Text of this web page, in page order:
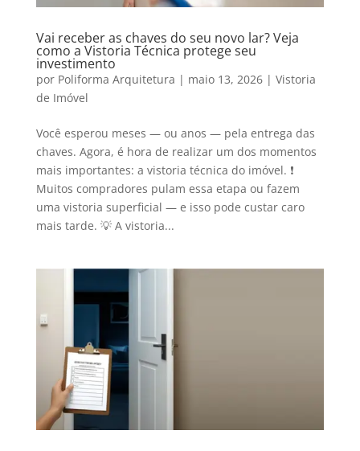
Vai receber as chaves do seu novo lar? Veja
como a Vistoria Técnica protege seu
investimento
por Poliforma Arquitetura | maio 13, 2026| Vistoria
de Imóvel
Você esperou meses — ou anos — pela entrega das
chaves. Agora, é hora de realizar um dos momentos
mais importantes: a vistoria técnica do imóvel. ❗
Muitos compradores pulam essa etapa ou fazem
uma vistoria superficial — e isso pode custar caro
mais tarde. 💡 A vistoria...